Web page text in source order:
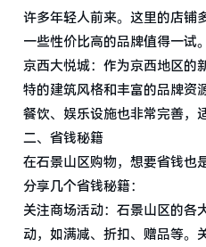
许多年轻人前来。这里的店铺
一些性价比高的品牌值得一试。
京西大悦城：作为京西地区的
特的建筑风格和丰富的品牌资
餐饮、娱乐设施也非常完善，
二、省钱秘籍
在石景山区购物，想要省钱也
分享几个省钱秘籍：
关注商场活动：石景山区的各
动，如满减、折扣、赠品等。